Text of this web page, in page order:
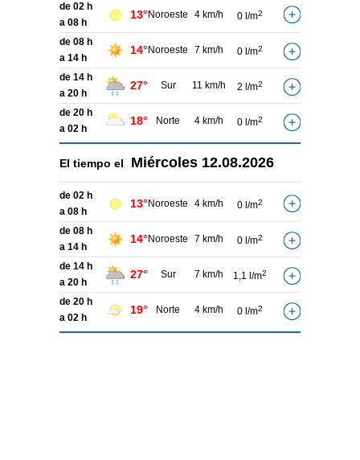
de 02 h
a 08 h
13° Noroeste 4 km/h 0 l/m2
de 08 h
a 14 h
14° Noroeste 7 km/h 0 l/m2
de 14 h
a 20 h
27° Sur 11 km/h 2 l/m2
de 20 h
a 02 h
18° Norte 4 km/h 0 l/m2
El tiempo el Miércoles 12.08.2026
de 02 h
a 08 h
13° Noroeste 4 km/h 0 l/m2
de 08 h
a 14 h
14° Noroeste 7 km/h 0 l/m2
de 14 h
a 20 h
27° Sur 7 km/h 1,1 l/m2
de 20 h
a 02 h
19° Norte 4 km/h 0 l/m2